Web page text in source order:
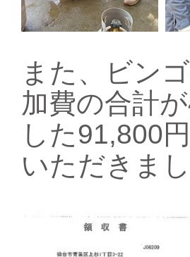
また、ビン
加費の合計
した91,800
いただきまし